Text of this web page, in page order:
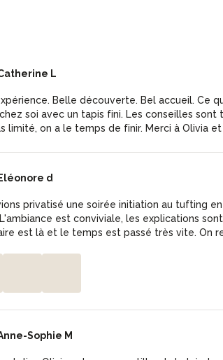
L
Belle découverte. Bel accueil. Ce
soi avec un tapis fini. Les conseilles sont
limité, on a le temps de finir. Merci à Olivia
Eléonore d
privatisé une soirée initiation au tufting
est conviviale, les explications
est là et le temps est passé très vite. On
Sophie M